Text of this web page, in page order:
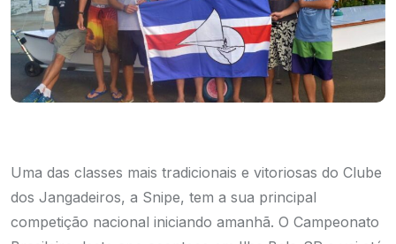
Uma das classes mais tradicionais e vitoriosas do Clube
dos Jangadeiros, a Snipe, tem a sua principal
competição nacional iniciando amanhã. O Campeonato